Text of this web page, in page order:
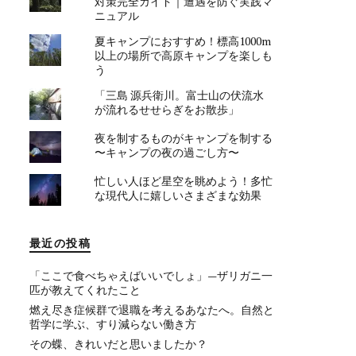
ニュアル
夏キャンプにおすすめ！標高1000m
以上の場所で高原キャンプを楽しも
う
「三島 源兵衛川。富士山の伏流水
が流れるせせらぎをお散歩」
夜を制するものがキャンプを制する
〜キャンプの夜の過ごし方〜
忙しい人ほど星空を眺めよう！多忙
な現代人に嬉しいさまざまな効果
最近の投稿
「ここで食べちゃえばいいでしょ」—ザリガニ一
匹が教えてくれたこと
燃え尽き症候群で退職を考えるあなたへ。自然と
哲学に学ぶ、すり減らない働き方
その蝶、きれいだと思いましたか？